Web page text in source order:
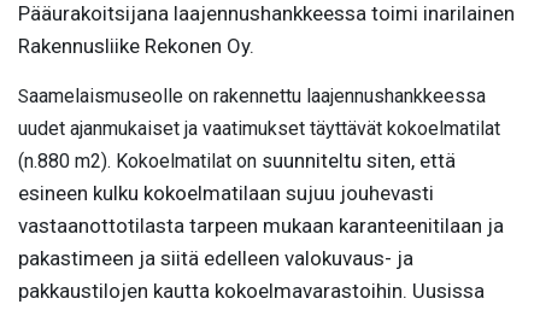
Pääurakoitsijana laajennushankkeessa toimi inarilainen
Rakennusliike Rekonen Oy.
Saamelaismuseolle on rakennettu laajennushankkeessa
uudet ajanmukaiset ja vaatimukset täyttävät kokoelmatilat
(n.880 m2). Kokoelmatilat on suunniteltu siten, että
esineen kulku kokoelmatilaan sujuu jouhevasti
vastaanottotilasta tarpeen mukaan karanteenitilaan ja
pakastimeen ja siitä edelleen valokuvaus- ja
pakkaustilojen kautta kokoelmavarastoihin. Uusissa